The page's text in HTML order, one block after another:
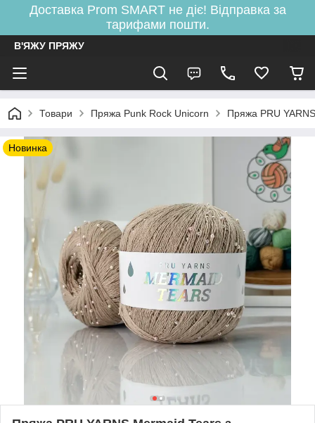
Доставка Prom SMART не діє! Відправка за
тарифами пошти.
В'ЯЖУ ПРЯЖУ
Товари Пряжа Punk Rock Unicorn Пряжа PRU
Новинка